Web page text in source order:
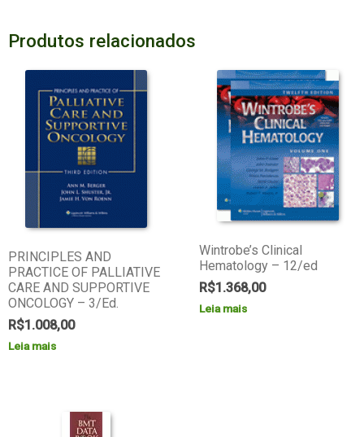
Produtos relacionados
PRINCIPLES AND
PRACTICE OF PALLIATIVE
CARE AND SUPPORTIVE
ONCOLOGY – 3/Ed.
R$1.008,00
Leia mais
Wintrobe’s Clinical
Hematology – 12/ed
R$1.368,00
Leia mais